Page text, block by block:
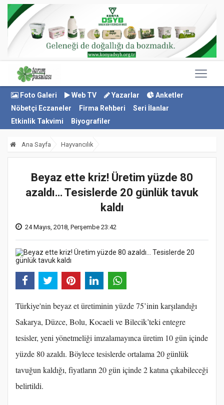
Foto Galeri Web TV Yazarlar
Anketler
Nöbetçi Eczaneler
Firma Rehberi
Seri İlanlar
Etkinlik Takvimi
Biyografiler
Ana Sayfa Hayvancılık
Beyaz ette kriz! Üretim yüzde 80
azaldı… Tesislerde 20 günlük tavuk
kaldı
24 Mayıs, 2018, Perşembe 23:42
Türkiye'nin beyaz et üretiminin yüzde 75’inin karşılandığı
Sakarya, Düzce, Bolu, Kocaeli ve Bilecik’teki entegre
tesisler, yeni yönetmeliği imzalamayınca üretim 10 gün içinde
yüzde 80 azaldı. Böylece tesislerde ortalama 20 günlük
tavuğun kaldığı, fiyatların 20 gün içinde 2 katına çıkabileceği
belirtildi.